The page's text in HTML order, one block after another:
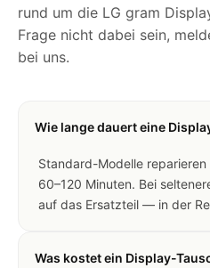
rund um die LG gram
Frage nicht dabei sein,
bei uns.
Wie lange dauert eine
Standard-Modelle
60–120 Minuten. Bei
auf das Ersatzteil — in der
Was kostet ein Display-